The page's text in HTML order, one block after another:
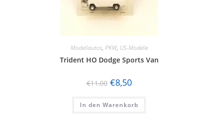
Modellautos, PKW, US-Modelle
Trident HO Dodge Sports Van
€11,00 €8,50
In den Warenkorb